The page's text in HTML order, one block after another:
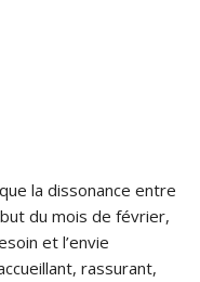
la dissonance entre
du mois de février,
et l’envie
rassurant,